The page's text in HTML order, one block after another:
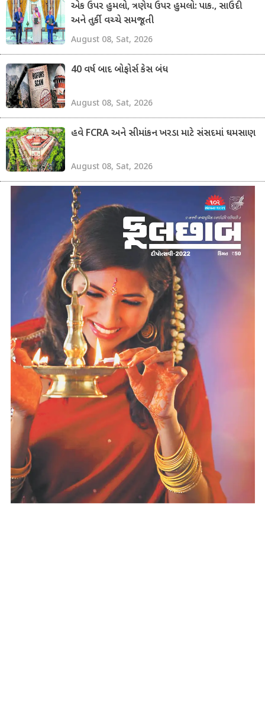
એક ઉપર હુમલો, ત્રણેય ઉપર હુમલો: પાક., સાઉદી
અને તુર્કી વચ્ચે સમજૂતી
August 08, Sat, 2026
40 વર્ષ બાદ બોફોર્સ કેસ બંધ
August 08, Sat, 2026
હવે FCRA અને સીમાંકન ખરડા માટે સંસદમાં ઘમસાણ
August 08, Sat, 2026